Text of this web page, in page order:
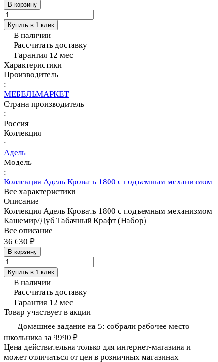
В корзину
Купить в 1 клик
В наличии
Рассчитать доставку
Гарантия 12 мес
Характеристики
Производитель
:
МЕБЕЛЬМАРКЕТ
Страна производитель
:
Россия
Коллекция
:
Адель
Модель
:
Коллекция Адель Кровать 1800 с подъемным механизмом
Все характеристики
Описание
Коллекция Адель Кровать 1800 с подъемным механизмом
Кашемир/Дуб Табачный Крафт (Набор)
Все описание
36 630 ₽
В корзину
Купить в 1 клик
В наличии
Рассчитать доставку
Гарантия 12 мес
Товар участвует в акции
Домашнее задание на 5: собрали рабочее место
школьника за 9990 ₽
Цена действительна только для интернет-магазина и
может отличаться от цен в розничных магазинах